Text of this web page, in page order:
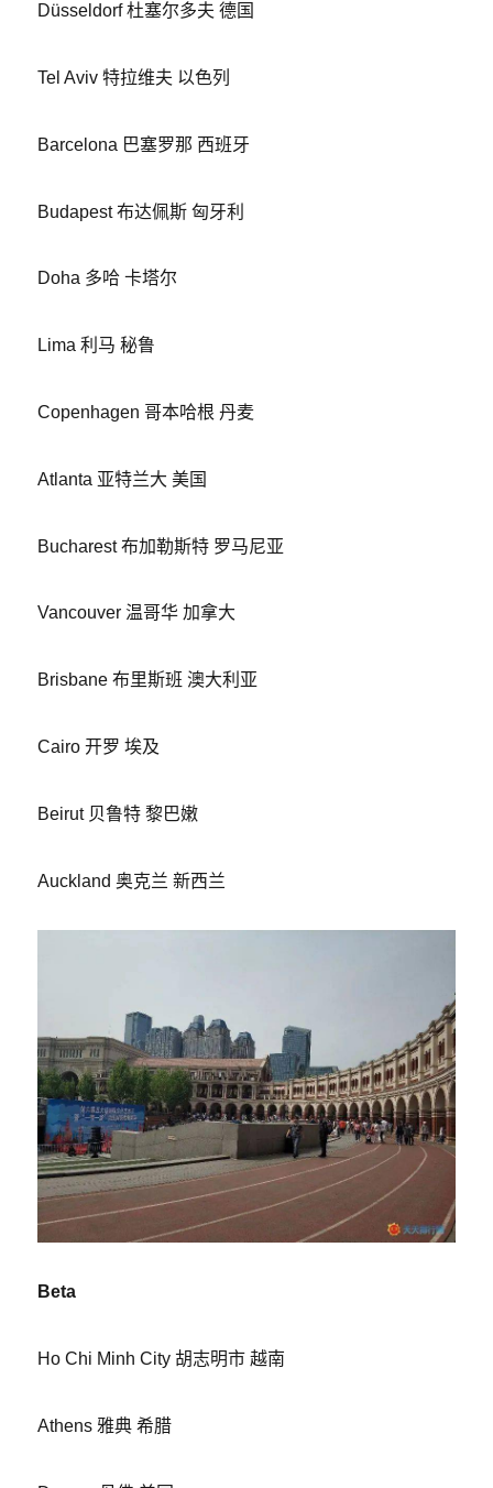
Düsseldorf 杜塞尔多夫 德国
Tel Aviv 特拉维夫 以色列
Barcelona 巴塞罗那 西班牙
Budapest 布达佩斯 匈牙利
Doha 多哈 卡塔尔
Lima 利马 秘鲁
Copenhagen 哥本哈根 丹麦
Atlanta 亚特兰大 美国
Bucharest 布加勒斯特 罗马尼亚
Vancouver 温哥华 加拿大
Brisbane 布里斯班 澳大利亚
Cairo 开罗 埃及
Beirut 贝鲁特 黎巴嫩
Auckland 奥克兰 新西兰
Beta
Ho Chi Minh City 胡志明市 越南
Athens 雅典 希腊